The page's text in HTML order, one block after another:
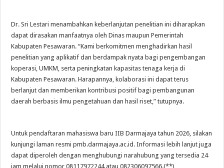
Dr. Sri Lestari menambahkan keberlanjutan penelitian ini diharapkan
dapat dirasakan manfaatnya oleh Dinas maupun Pemerintah
Kabupaten Pesawaran. “Kami berkomitmen menghadirkan hasil
penelitian yang aplikatif dan berdampak nyata bagi pengembangan
koperasi, UMKM, serta peningkatan kapasitas tenaga kerja di
Kabupaten Pesawaran. Harapannya, kolaborasi ini dapat terus
berlanjut dan memberikan kontribusi positif bagi pembangunan
daerah berbasis ilmu pengetahuan dan hasil riset,” tutupnya.
Untuk pendaftaran mahasiswa baru IIB Darmajaya tahun 2026, silakan
kunjungi laman resmi pmb.darmajaya.ac.id. Informasi lebih lanjut juga
dapat diperoleh dengan menghubungi narahubung yang tersedia 24
jam melalui nomor 08117972244 atau 082306097566.(**)